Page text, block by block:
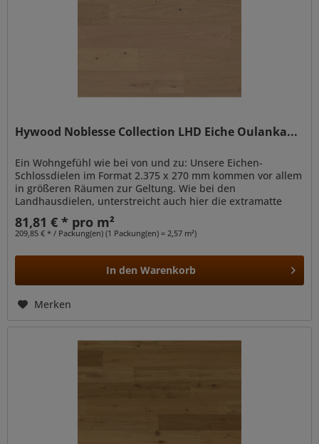
Hywood Noblesse Collection LHD Eiche Oulanka...
Ein Wohngefühl wie bei von und zu: Unsere Eichen-
Schlossdielen im Format 2.375 x 270 mm kommen vor allem
in größeren Räumen zur Geltung. Wie bei den
Landhausdielen, unterstreicht auch hier die extramatte
Optik die natürliche Anmutung der...
81,81 € * pro m²
209,85 € * / Packung(en) (1 Packung(en) = 2,57 m²)
In den Warenkorb
Merken